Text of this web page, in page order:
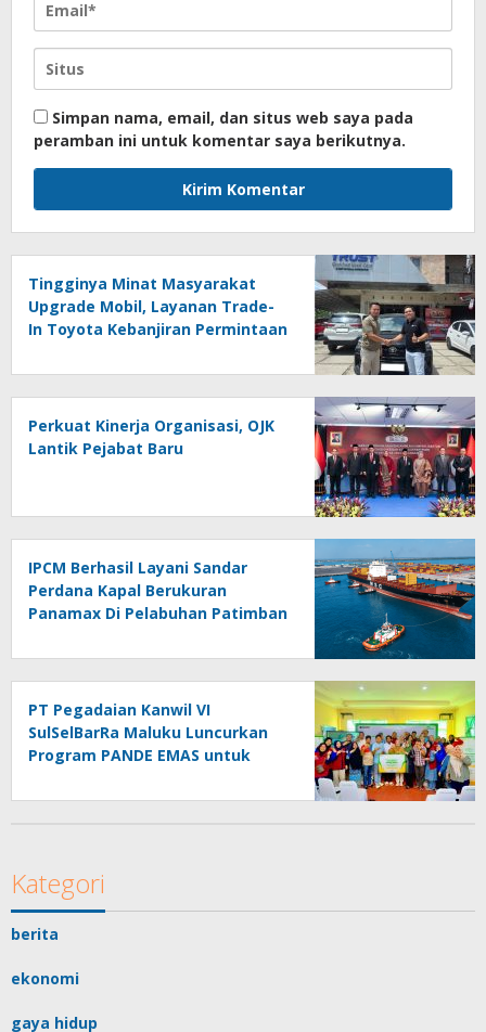
Simpan nama, email, dan situs web saya pada
peramban ini untuk komentar saya berikutnya.
Tingginya Minat Masyarakat
Upgrade Mobil, Layanan Trade-
In Toyota Kebanjiran Permintaan
Perkuat Kinerja Organisasi, OJK
Lantik Pejabat Baru
IPCM Berhasil Layani Sandar
Perdana Kapal Berukuran
Panamax Di Pelabuhan Patimban
PT Pegadaian Kanwil VI
SulSelBarRa Maluku Luncurkan
Program PANDE EMAS untuk
Masyarakat
Kategori
berita
ekonomi
gaya hidup